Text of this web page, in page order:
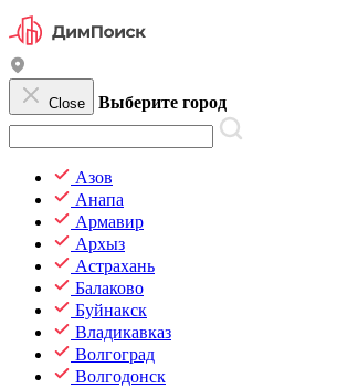
Close Выберите город
Азов
Анапа
Армавир
Архыз
Астрахань
Балаково
Буйнакск
Владикавказ
Волгоград
Волгодонск